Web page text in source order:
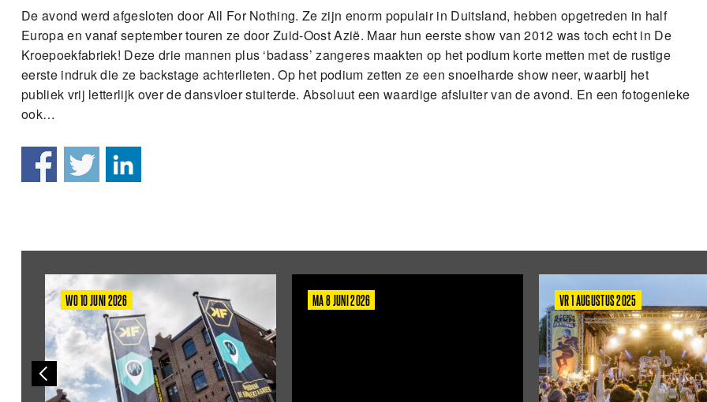
De avond werd afgesloten door All For Nothing. Ze zijn enorm populair in Duitsland, hebben opgetreden in half
Europa en vanaf september touren ze door Zuid-Oost Azië. Maar hun eerste show van 2012 was toch echt in De
Kroepoekfabriek! Deze drie mannen plus ‘badass’ zangeres maakten op het podium korte metten met de rustige
eerste indruk die ze backstage achterlieten. Op het podium zetten ze een snoeiharde show neer, waarbij het
publiek vrij letterlijk over de dansvloer stuiterde. Absoluut een waardige afsluiter van de avond. En een fotogenieke
ook…
WO 10 JUNI 2026 MA 8 JUNI 2026 VR 1 AUGUSTUS 2025